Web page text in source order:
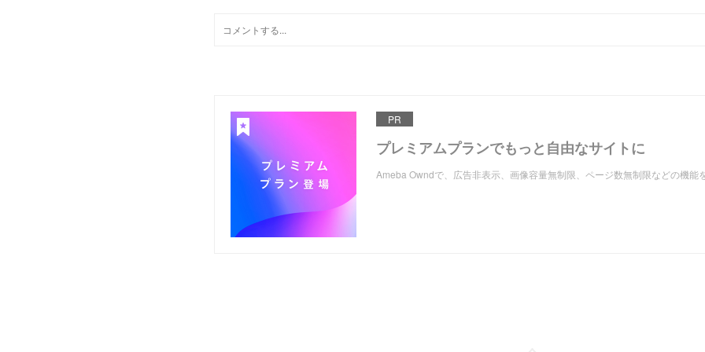
PR
プレミアムプランでもっと自由なサイトに
Ameba Owndで、広告非表示、画像容量無制限、ページ数無制限などの機能